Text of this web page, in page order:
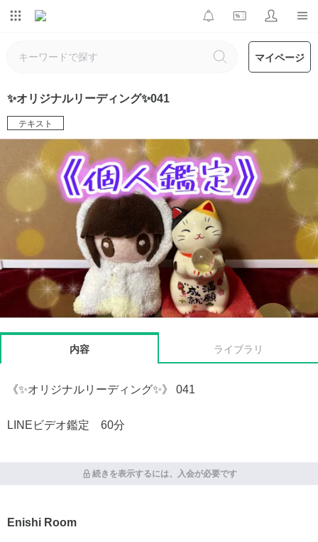
マイページ
✨オリジナルリーディング✨041
テキスト
内容 ライブラリ
《✨オリジナルリーディング✨》 041
LINEビデオ鑑定 60分
続きを表示するには、入会が必要です
Enishi Room